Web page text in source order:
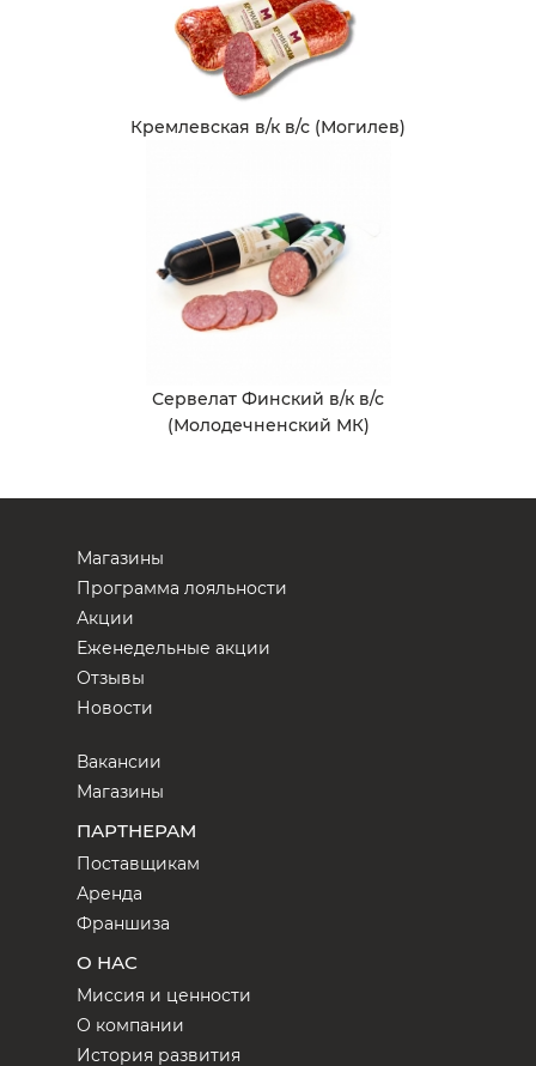
Кремлевская в/к в/с (Могилев)
Сервелат Финский в/к в/с
(Молодечненский МК)
Магазины
Программа лояльности
Акции
Еженедельные акции
Отзывы
Новости
Вакансии
Магазины
ПАРТНЕРАМ
Поставщикам
Аренда
Франшиза
О НАС
Миссия и ценности
О компании
История развития